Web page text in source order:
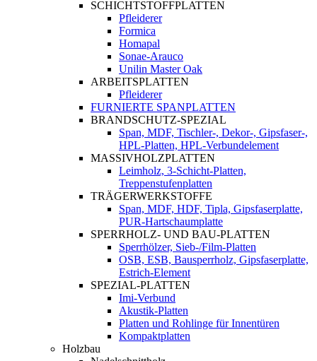
SCHICHTSTOFFPLATTEN
Pfleiderer
Formica
Homapal
Sonae-Arauco
Unilin Master Oak
ARBEITSPLATTEN
Pfleiderer
FURNIERTE SPANPLATTEN
BRANDSCHUTZ-SPEZIAL
Span, MDF, Tischler-, Dekor-, Gipsfaser-,
HPL-Platten, HPL-Verbundelement
MASSIVHOLZPLATTEN
Leimholz, 3-Schicht-Platten,
Treppenstufenplatten
TRÄGERWERKSTOFFE
Span, MDF, HDF, Tipla, Gipsfaserplatte,
PUR-Hartschaumplatte
SPERRHOLZ- UND BAU-PLATTEN
Sperrhölzer, Sieb-/Film-Platten
OSB, ESB, Bausperrholz, Gipsfaserplatte,
Estrich-Element
SPEZIAL-PLATTEN
Imi-Verbund
Akustik-Platten
Platten und Rohlinge für Innentüren
Kompaktplatten
Holzbau